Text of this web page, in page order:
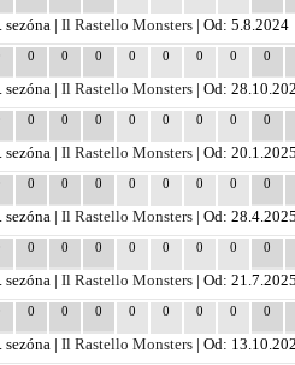
sezóna |Il Rastello Monsters | Od: 5.8.2024
0 0 0 0 0 0 0 0
sezóna |Il Rastello Monsters | Od:
0 0 0 0 0 0 0 0
sezóna |Il Rastello Monsters | Od: 20.1.2025
0 0 0 0 0 0 0 0
sezóna |Il Rastello Monsters | Od: 28.4.2025
0 0 0 0 0 0 0 0
sezóna |Il Rastello Monsters | Od: 21.7.2025
0 0 0 0 0 0 0 0
sezóna |Il Rastello Monsters | Od: